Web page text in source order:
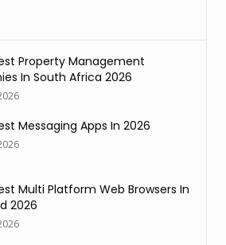
Property Management
In South Africa 2026
Messaging Apps In 2026
Multi Platform Web Browsers In
2026